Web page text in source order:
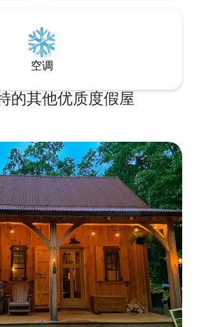
空调
的其他优质度假屋